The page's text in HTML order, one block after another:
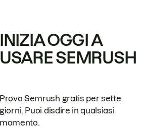
INIZIA OGGI A
USARE SEMRUSH
Prova Semrush gratis per sette
giorni. Puoi disdire in qualsiasi
momento.